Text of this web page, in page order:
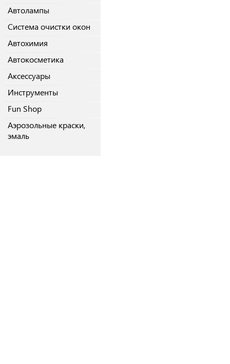
Автолампы
Система очистки окон
Автохимия
Автокосметика
Аксессуары
Инструменты
Fun Shop
Аэрозольные краски,
эмаль